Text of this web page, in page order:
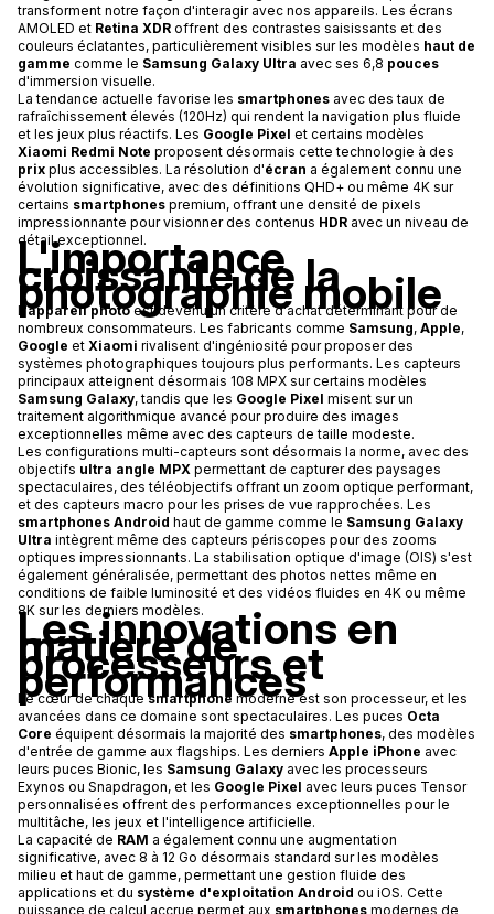
transforment notre façon d'interagir avec nos appareils. Les écrans
AMOLED et Retina XDR offrent des contrastes saisissants et des
couleurs éclatantes, particulièrement visibles sur les modèles haut de
gamme comme le Samsung Galaxy Ultra avec ses 6,8 pouces
d'immersion visuelle.
La tendance actuelle favorise les smartphones avec des taux de
rafraîchissement élevés (120Hz) qui rendent la navigation plus fluide
et les jeux plus réactifs. Les Google Pixel et certains modèles
Xiaomi Redmi Note proposent désormais cette technologie à des
prix plus accessibles. La résolution d'écran a également connu une
évolution significative, avec des définitions QHD+ ou même 4K sur
certains smartphones premium, offrant une densité de pixels
impressionnante pour visionner des contenus HDR avec un niveau de
détail exceptionnel.
L'importance
croissante de la
photographie mobile
L'appareil photoest devenu un critère d'achat déterminant pour de
nombreux consommateurs. Les fabricants comme Samsung, Apple,
Google et Xiaomi rivalisent d'ingéniosité pour proposer des
systèmes photographiques toujours plus performants. Les capteurs
principaux atteignent désormais 108 MPX sur certains modèles
Samsung Galaxy, tandis que les Google Pixel misent sur un
traitement algorithmique avancé pour produire des images
exceptionnelles même avec des capteurs de taille modeste.
Les configurations multi-capteurs sont désormais la norme, avec des
objectifs ultra angle MPX permettant de capturer des paysages
spectaculaires, des téléobjectifs offrant un zoom optique performant,
et des capteurs macro pour les prises de vue rapprochées. Les
smartphones Android haut de gamme comme le Samsung Galaxy
Ultra intègrent même des capteurs périscopes pour des zooms
optiques impressionnants. La stabilisation optique d'image (OIS) s'est
également généralisée, permettant des photos nettes même en
conditions de faible luminosité et des vidéos fluides en 4K ou même
8K sur les derniers modèles.
Les innovations en
matière de
processeurs et
performances
Le cœur de chaque smartphone moderne est son processeur, et les
avancées dans ce domaine sont spectaculaires. Les puces Octa
Core équipent désormais la majorité des smartphones, des modèles
d'entrée de gamme aux flagships. Les derniers Apple iPhone avec
leurs puces Bionic, les Samsung Galaxy avec les processeurs
Exynos ou Snapdragon, et les Google Pixel avec leurs puces Tensor
personnalisées offrent des performances exceptionnelles pour le
multitâche, les jeux et l'intelligence artificielle.
La capacité de RAM a également connu une augmentation
significative, avec 8 à 12 Go désormais standard sur les modèles
milieu et haut de gamme, permettant une gestion fluide des
applications et du système d'exploitation Android ou iOS. Cette
puissance de calcul accrue permet aux smartphones modernes de